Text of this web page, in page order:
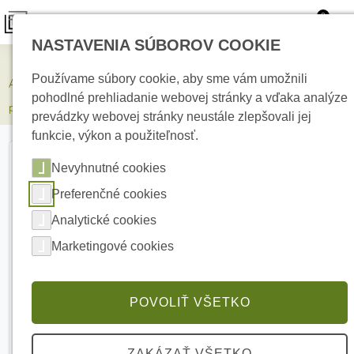
0
AJAX Superior MotionCam HD PhOD Black Bezdrôtový detektor
pohybu
NASTAVENIA SÚBOROV COOKIE
Používame súbory cookie, aby sme vám umožnili
pohodlné prehliadanie webovej stránky a vďaka analýze
prevádzky webovej stránky neustále zlepšovali jej
funkcie, výkon a použiteľnosť.
Nevyhnutné cookies
Preferenčné cookies
Analytické cookies
Marketingové cookies
POVOLIŤ VŠETKO